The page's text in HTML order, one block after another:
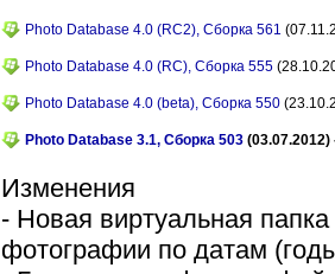
Photo Database 4.0 (RC2), Сборка 561
Photo Database 4.0 (RC), Сборка 555
Photo Database 4.0 (beta), Сборка 550
Photo Database 3.1, Сборка 503 (03.07.2012)
Изменения
- Новая виртуальная
фотографии по датам